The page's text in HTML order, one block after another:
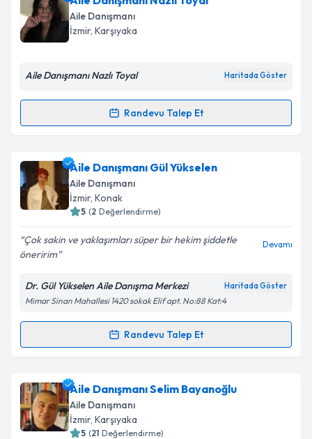
Aile Danışmanı
İzmir, Karşıyaka
Aile Danışmanı Nazlı Toyal Haritada Göster
Randevu Talep Et
Randevu Takvimi Talebi
Aile Danışmanı Nazlı Toyaliçin randevu takvimi
talebi oluşturun. Size bu uzmandan randevu almanız
için bir takvim hazırlandığında e-posta ile
bilgilendireceğiz.
E-posta Adresiniz
Kişisel verilerimin işlenmesine ilişkinAydınlatma
Metni'ni okudum ve kişisel verilerimin belirtilen
kapsamda işlenmesini kabul ediyorum.
Aile Danışmanı Gül Yükselen
Aile Danışmanı
İzmir, Konak
5 (2 Değerlendirme)
Çok sakin ve yaklaşımları süper bir hekim şiddetle
öneririm
Devamı
Dr. Gül Yükselen Aile Danışma Merkezi Haritada Göster
Mimar Sinan Mahallesi 1420 sokak Elif apt. No:88 Kat:4
Randevu Talep Et
Randevu Takvimi Talebi
Aile Danışmanı Gül Yükseleniçin randevu takvimi
talebi oluşturun. Size bu uzmandan randevu almanız
için bir takvim hazırlandığında e-posta ile
bilgilendireceğiz.
Aile Danışmanı Selim Bayanoğlu
Aile Danışmanı
İzmir, Karşıyaka
5 (21 Değerlendirme)